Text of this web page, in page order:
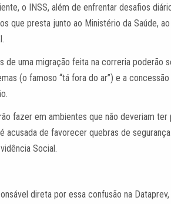
o INSS, além de enfrentar desafios
que presta junto ao Ministério da Saúde,
de uma migração feita na correria poderão
(o famoso “tá fora do ar”) e a
fazer em ambientes que não deveriam
acusada de favorecer quebras de
Social.
direta por essa confusão na